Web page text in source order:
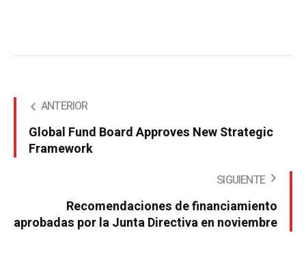
ANTERIOR
Global Fund Board Approves New Strategic
Framework
SIGUIENTE
Recomendaciones de financiamiento
aprobadas por la Junta Directiva en noviembre